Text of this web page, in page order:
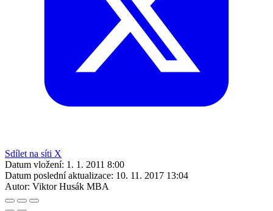
Sdílet na síti X
Datum vložení: 1. 1. 2011 8:00
Datum poslední aktualizace: 10. 11. 2017 13:04
Autor: Viktor Husák MBA